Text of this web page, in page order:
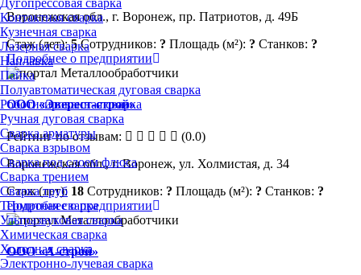
Контактная сварка
Кузнечная сварка
Лазерная сварка
Наплавка
Пайка
Полуавтоматическая дуговая сварка
Роботизированная сварка
Ручная дуговая сварка
Сварка арматуры
Сварка взрывом
Сварка под слоем флюса
Сварка трением
Сварка труб
Термитная сварка
Ультразвуковая сварка
Химическая сварка
Холодная сварка
Электронно-лучевая сварка
Воронежская обл., г. Воронеж, пр. Патриотов, д. 49Б
Стаж (лет):5 Сотрудников: ? Площадь (м²): ? Станков: ?
Подробнее о предприятии
ООО «Эверест-строй»
Рейтинг по отзывам:
(0.0)
Воронежская обл., г. Воронеж, ул. Холмистая, д. 34
Стаж (лет): 18 Сотрудников: ? Площадь (м²): ? Станков: ?
Подробнее о предприятии
ООО «А-строй»